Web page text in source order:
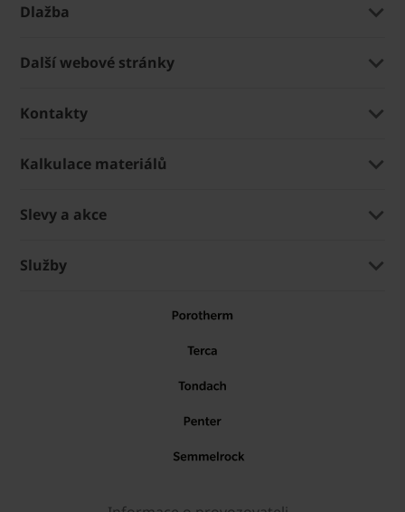
Dlažba
Další webové stránky
Kontakty
Kalkulace materiálů
Slevy a akce
Služby